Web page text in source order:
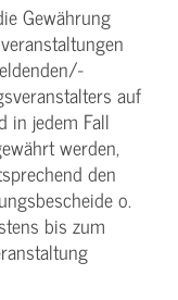
Gewährung
auf
in jedem Fall
werden,
den
o.
bis zum